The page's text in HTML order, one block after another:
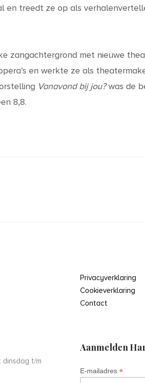
treedt ze op als
zangachtergrond met nieuwe
en werkte ze als
Vanavond bij jou?was de
8,8.
dinsdag t/m
Privacyverklaring
Cookieverklaring
Contact
Aanmelden
E-mailadres *